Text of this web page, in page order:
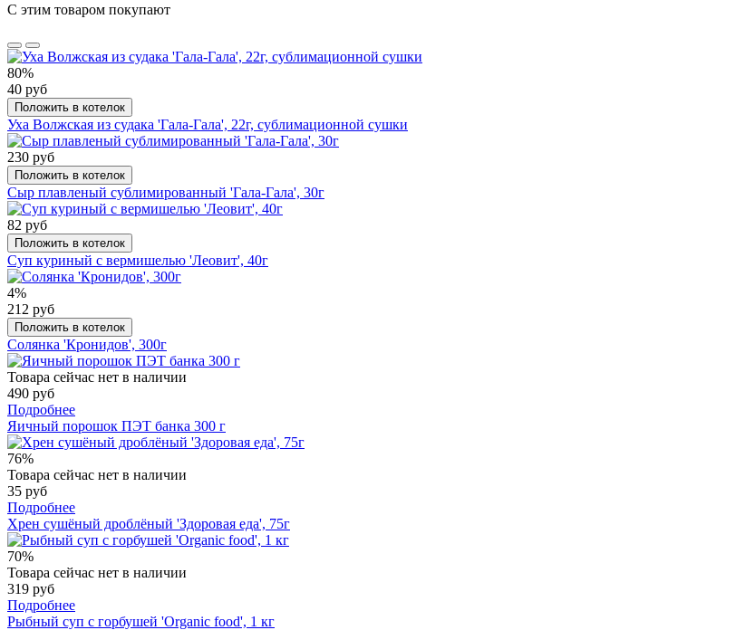
С этим товаром покупают
80%
40 руб
Положить в котелок
Уха Волжская из судака 'Гала-Гала', 22г, сублимационной сушки
230 руб
Положить в котелок
Сыр плавленый сублимированный 'Гала-Гала', 30г
82 руб
Положить в котелок
Суп куриный с вермишелью 'Леовит', 40г
4%
212 руб
Положить в котелок
Солянка 'Кронидов', 300г
Товара сейчас нет в наличии
490 руб
Подробнее
Яичный порошок ПЭТ банка 300 г
76%
Товара сейчас нет в наличии
35 руб
Подробнее
Хрен сушёный дроблёный 'Здоровая еда', 75г
70%
Товара сейчас нет в наличии
319 руб
Подробнее
Рыбный суп с горбушей 'Organic food', 1 кг